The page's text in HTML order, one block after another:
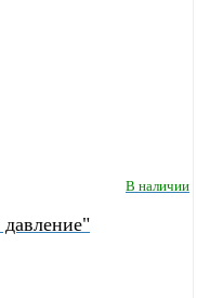
В наличии